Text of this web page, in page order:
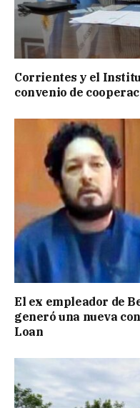
Corrientes y el
convenio de
El ex empleador de
generó una nueva
Loan